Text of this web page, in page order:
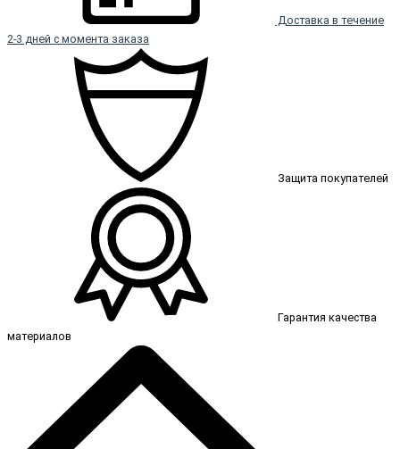
Доставка в течение
2-3 дней с момента заказа
Защита покупателей
Гарантия качества
материалов